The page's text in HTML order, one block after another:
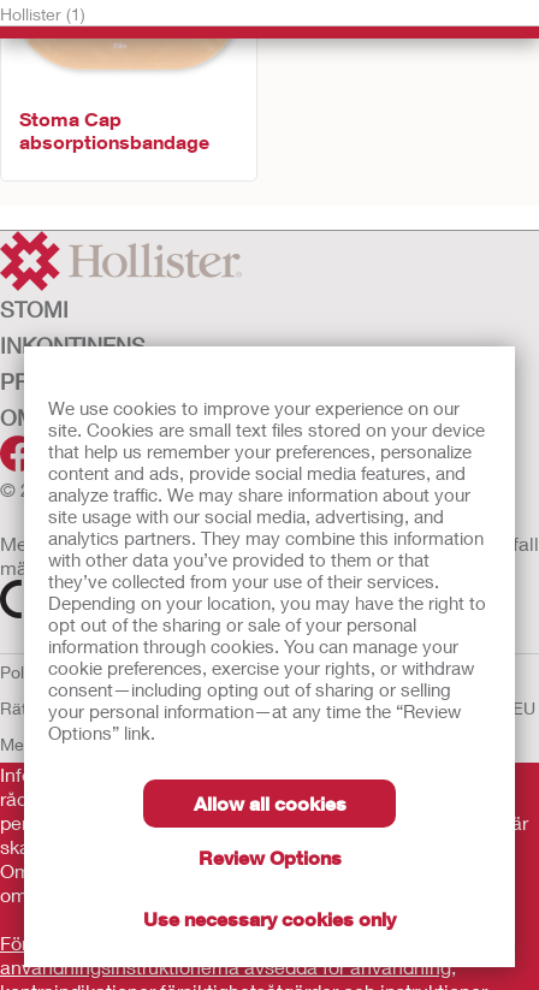
We use cookies to improve your experience on our
site. Cookies are small text files stored on your device
that help us remember your preferences, personalize
content and ads, provide social media features, and
analyze traffic. We may share information about your
site usage with our social media, advertising, and
analytics partners. They may combine this information
with other data you’ve provided to them or that
they’ve collected from your use of their services.
Depending on your location, you may have the right to
opt out of the sharing or sale of your personal
information through cookies. You can manage your
cookie preferences, exercise your rights, or withdraw
consent—including opting out of sharing or selling
your personal information—at any time the “Review
Options” link.
Allow all cookies
Review Options
Use necessary cookies only
Hollister (1)
Stoma Cap
absorptionsbandage
STOMI
INKONTINENS
PRODUKTER
OM OSS
© 2026 Hollister Incorporated
Medicintekniska enheter som säljs i EU är i förekommande fall
märkta med någon av följande symboler
Policy för Mänskliga
Rättigheter AnvändarvillkorSekretesspolicy Användning av cookies
EU
Meddelande till Visselblåsare
Informationen som finns här är inte avsedd som medicinsk
rådgivning och är inte en ersättning för de råd du får av din
personliga läkare eller annan vårdpersonal. Informationen här
ska inte användas som hjälp i akuta medicinska situationer.
Om du är i en akut medicinsk situation ska du personligen
omedelbart söka medicinsk behandling.
Före användning var noga med att läsa
användningsinstruktionerna avsedda för användning,